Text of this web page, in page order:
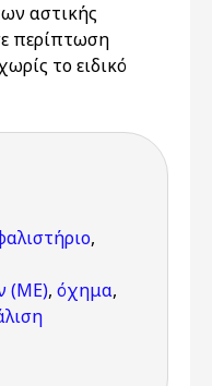
αστικής
περίπτωση
το ειδικό
,
(ΜΕ), όχημα,